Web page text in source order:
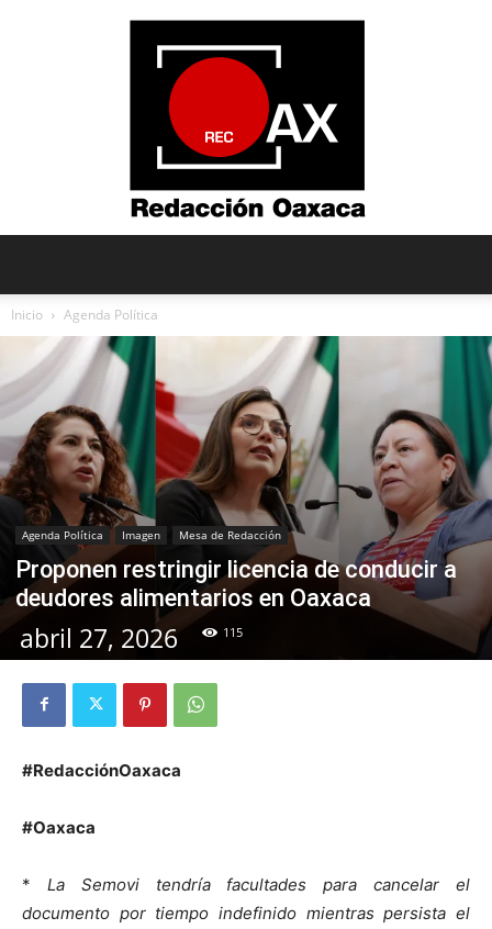
Oaxaca
Inicio Agenda Política
Agenda Política Imagen Mesa de Redacción
Proponen restringir licencia de conducir a
deudores alimentarios en Oaxaca
abril 27, 2026 115
#RedacciónOaxaca
#Oaxaca
* La Semovi tendría facultades para cancelar el
documento por tiempo indefinido mientras persista el